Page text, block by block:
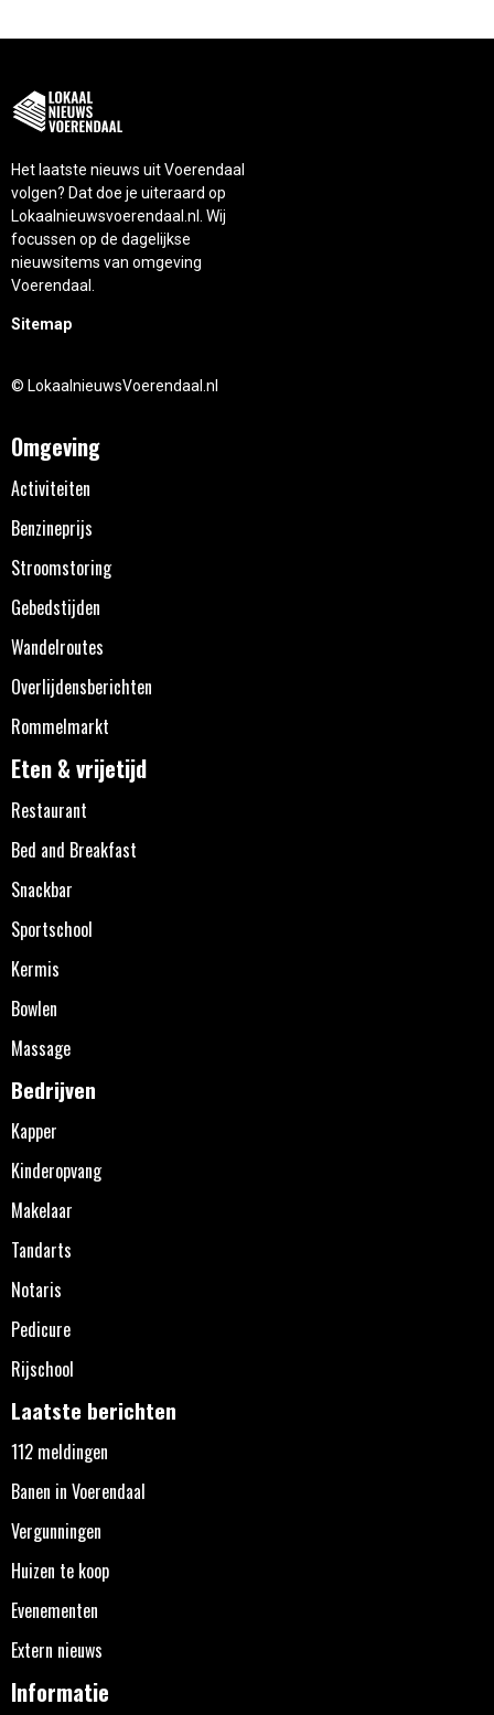
Het laatste nieuws uit Voerendaal
volgen? Dat doe je uiteraard op
Lokaalnieuwsvoerendaal.nl. Wij
focussen op de dagelijkse
nieuwsitems van omgeving
Voerendaal.
Sitemap
© LokaalnieuwsVoerendaal.nl
Omgeving
Activiteiten
Benzineprijs
Stroomstoring
Gebedstijden
Wandelroutes
Overlijdensberichten
Rommelmarkt
Eten & vrijetijd
Restaurant
Bed and Breakfast
Snackbar
Sportschool
Kermis
Bowlen
Massage
Bedrijven
Kapper
Kinderopvang
Makelaar
Tandarts
Notaris
Pedicure
Rijschool
Laatste berichten
112 meldingen
Banen in Voerendaal
Vergunningen
Huizen te koop
Evenementen
Extern nieuws
Informatie